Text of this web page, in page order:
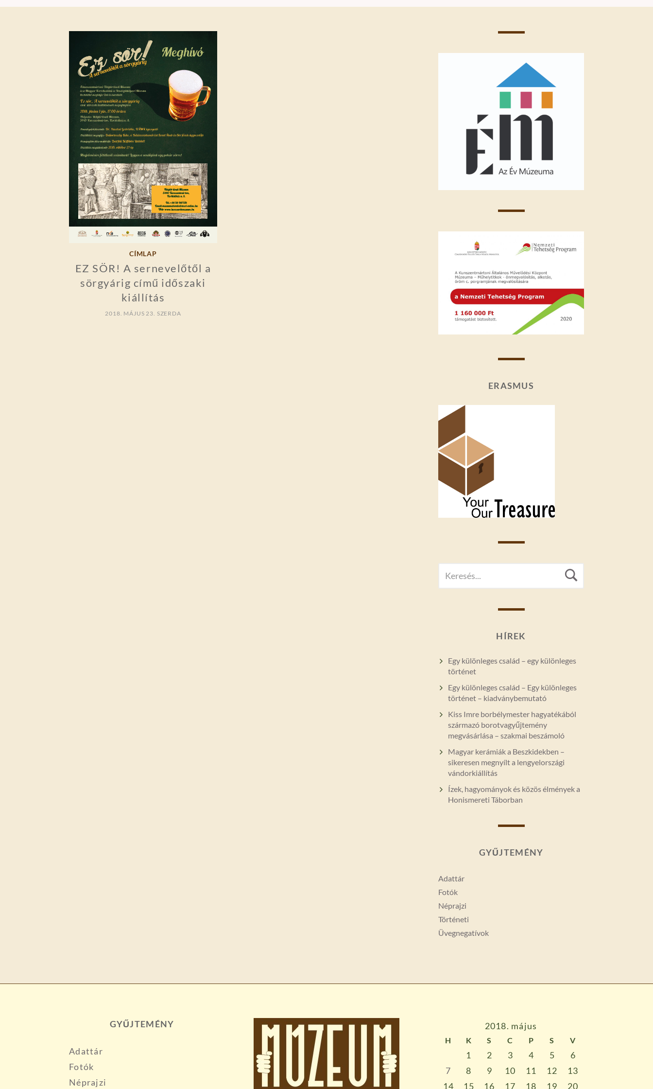
CÍMLAP
EZ SÖR! A sernevelőtől a
sörgyárig című időszaki
kiállítás
2018. MÁJUS 23. SZERDA
ERASMUS
FOR:
HÍREK
Egy különleges család – egy különleges
történet
Egy különleges család – Egy különleges
történet – kiadványbemutató
Kiss Imre borbélymester hagyatékából
származó borotvagyűjtemény
megvásárlása – szakmai beszámoló
Magyar kerámiák a Beszkidekben –
sikeresen megnyílt a lengyelországi
vándorkiállítás
Ízek, hagyományok és közös élmények a
Honismereti Táborban
GYŰJTEMÉNY
Adattár
Fotók
Néprajzi
Történeti
Üvegnegatívok
GYŰJTEMÉNY
Adattár
Fotók
Néprajzi
2018. május
H K S C P S V
1 2 3 4 5
6
7
8 9 10 11 12
13
14
15 16 17 18 19 20